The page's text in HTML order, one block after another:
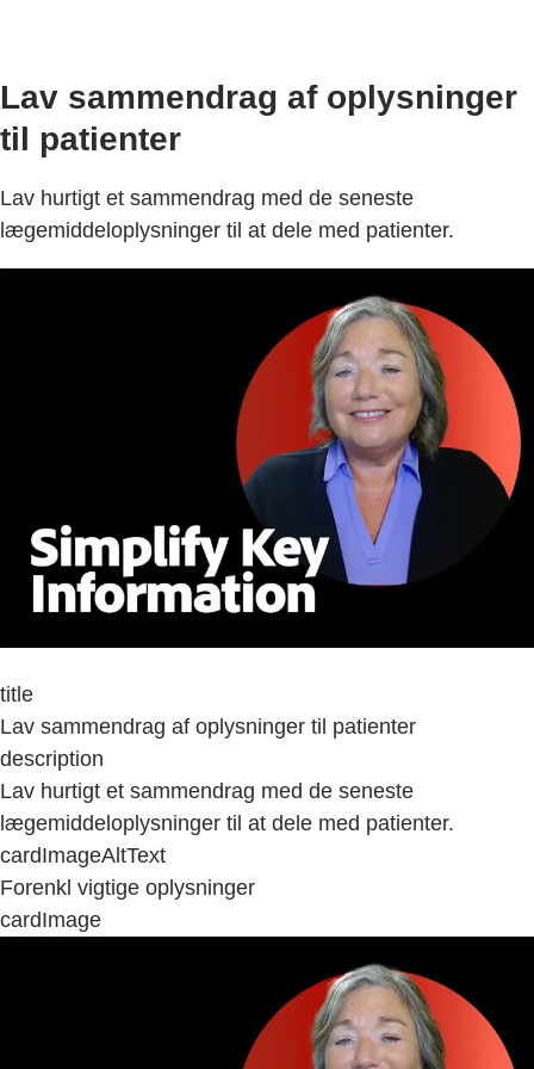
Lav sammendrag af oplysninger
til patienter
Lav hurtigt et sammendrag med de seneste
lægemiddeloplysninger til at dele med patienter.
title
Lav sammendrag af oplysninger til patienter
description
Lav hurtigt et sammendrag med de seneste
lægemiddeloplysninger til at dele med patienter.
cardImageAltText
Forenkl vigtige oplysninger
cardImage